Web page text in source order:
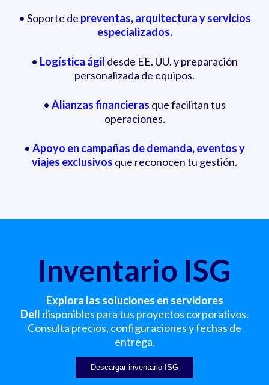
• Soporte de preventas, arquitectura y servicios
especializados.
• Logística ágil desde EE. UU. y preparación
personalizada de equipos.
• Alianzas financieras que facilitan tus
operaciones.
• Apoyo en campañas de demanda, eventos y
viajes exclusivos que reconocen tu gestión.
Inventario ISG
Explora las soluciones en servidores
Dell disponibles para tus proyectos corporativos.
Consulta precios, configuraciones y fechas de
entrega.
Descargar inventario ISG